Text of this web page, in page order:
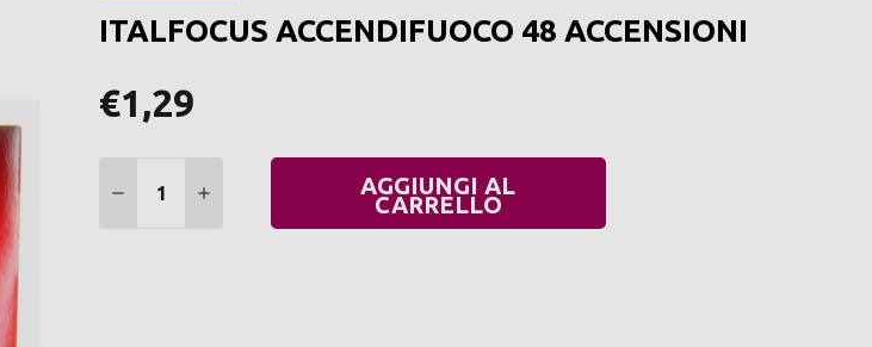
LISTA
DEI
ITALFOCUS ACCENDIFUOCO 48 ACCENSIONI
€1,29
DIMINUIRE QUANTITÀ:
AUMENTARE QUANTITÀ:AGGIUNGI AL
CARRELLO